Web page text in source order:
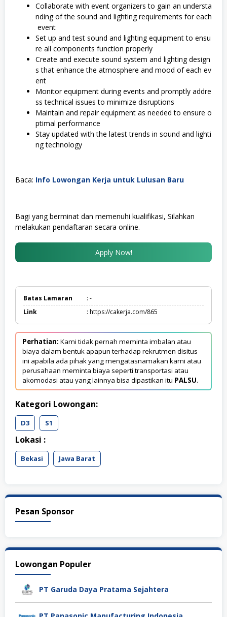
Collaborate with event organizers to gain an understa
nding of the sound and lighting requirements for each
event
Set up and test sound and lighting equipment to ensu
re all components function properly
Create and execute sound system and lighting design
s that enhance the atmosphere and mood of each ev
ent
Monitor equipment during events and promptly addre
ss technical issues to minimize disruptions
Maintain and repair equipment as needed to ensure o
ptimal performance
Stay updated with the latest trends in sound and lighti
ng technology
Baca: Info Lowongan Kerja untuk Lulusan Baru
Bagi yang berminat dan memenuhi kualifikasi, Silahkan
melakukan pendaftaran secara online.
Apply Now!
Batas Lamaran
: -
Link
: https://cakerja.com/865
Perhatian: Kami tidak pernah meminta imbalan atau
biaya dalam bentuk apapun terhadap rekrutmen disitus
ini apabila ada pihak yang mengatasnamakan kami atau
perusahaan meminta biaya seperti transportasi atau
akomodasi atau yang lainnya bisa dipastikan itu PALSU.
Kategori Lowongan:
D3 S1
Lokasi :
Bekasi Jawa Barat
Pesan Sponsor
Lowongan Populer
PT Garuda Daya Pratama Sejahtera